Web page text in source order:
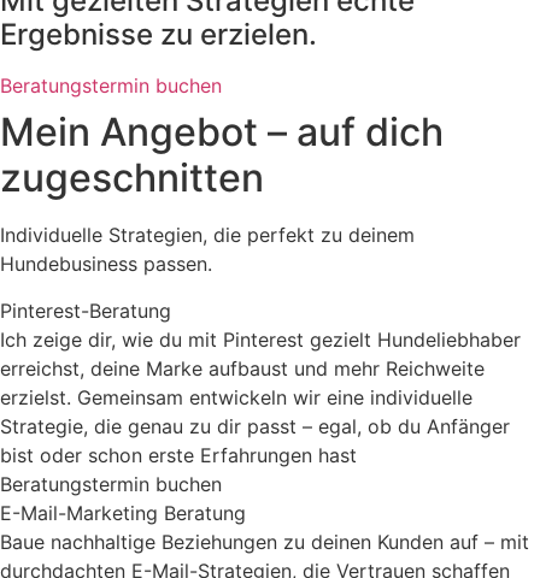
Ergebnisse zu erzielen.
Beratungstermin buchen
Mein Angebot – auf dich
zugeschnitten
Individuelle Strategien, die perfekt zu deinem
Hundebusiness passen.
Pinterest-Beratung
Ich zeige dir, wie du mit Pinterest gezielt Hundeliebhaber
erreichst, deine Marke aufbaust und mehr Reichweite
erzielst. Gemeinsam entwickeln wir eine individuelle
Strategie, die genau zu dir passt – egal, ob du Anfänger
bist oder schon erste Erfahrungen hast
Beratungstermin buchen
E-Mail-Marketing Beratung
Baue nachhaltige Beziehungen zu deinen Kunden auf – mit
durchdachten E-Mail-Strategien, die Vertrauen schaffen